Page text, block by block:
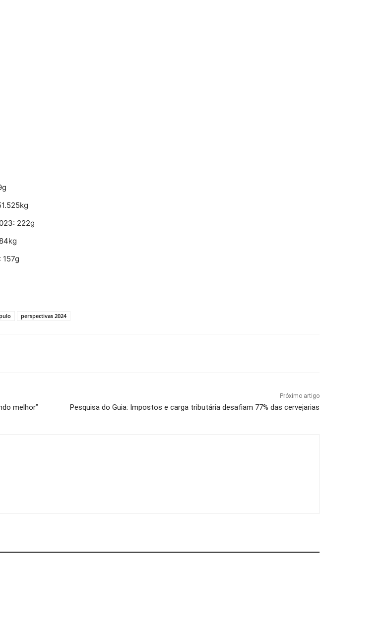
222g
perspectivas 2024
melhor”
Próximo artigo
Pesquisa do Guia: Impostos e carga tributária desafiam 77% das cervejarias